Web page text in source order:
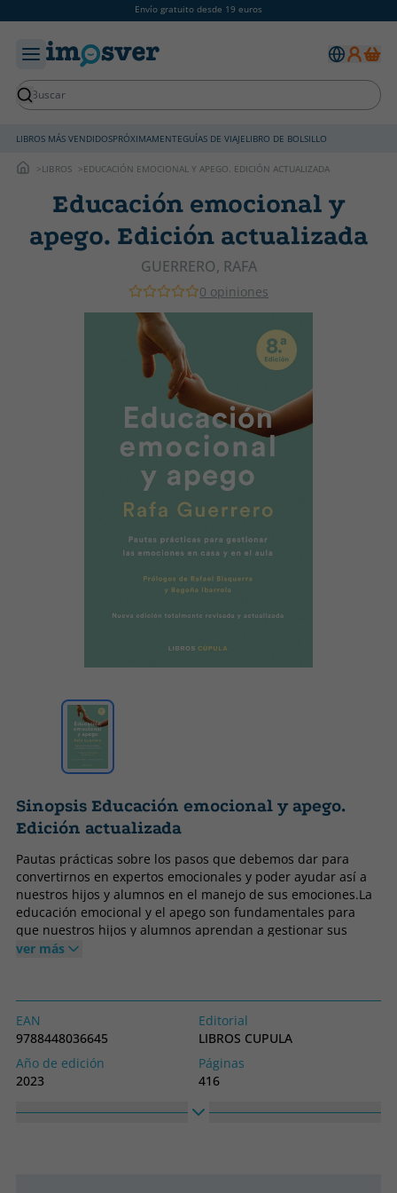
Envío gratuito desde 19 euros
LIBROS MÁS VENDIDOSPRÓXIMAMENTEGUÍAS DE VIAJELIBRO DE BOLSILLO
LIBROS EDUCACIÓN EMOCIONAL Y APEGO. EDICIÓN ACTUALIZADA
Educación emocional y
apego. Edición actualizada
GUERRERO, RAFA
0 opiniones
Sinopsis Educación emocional y apego.
Edición actualizada
Pautas prácticas sobre los pasos que debemos dar para
convertirnos en expertos emocionales y poder ayudar así a
nuestros hijos y alumnos en el manejo de sus emociones.La
educación emocional y el apego son fundamentales para
que nuestros hijos y alumnos aprendan a gestionar sus
emociones y crezcan con una autoestima saludable. En este
que debemos dar para convertirnos en expertos
emocionales y poder ayudar así a nuestros hijos y alumnos
en el manejo de sus emociones. Además de entender qué es
una emoción, se explica qué es el apego y los diferentes
tipos de apego que existen, así como las características que
deben reunir un padre o una madre para vincularse de
manera segura y saludable con su hijo, ofreciendo
ver más
EAN
9788448036645
Editorial
LIBROS CUPULA
Año de edición
2023
Páginas
416
Idioma